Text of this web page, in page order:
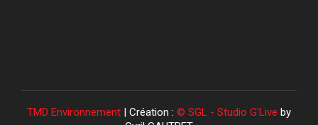
TMD Environnement | Création : © SGL - Studio G'Live by